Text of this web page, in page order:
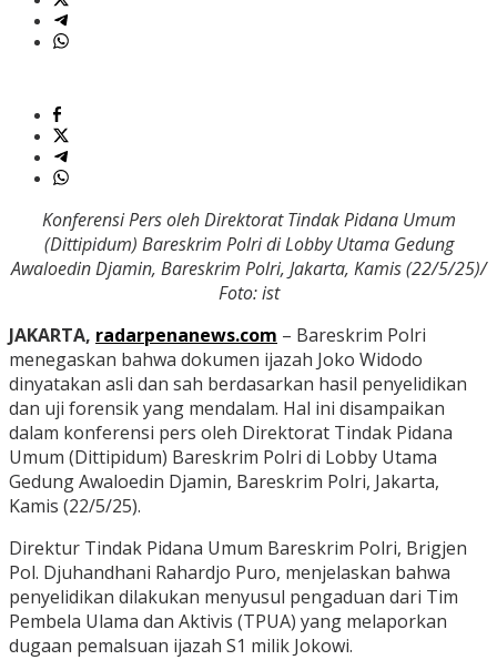
Konferensi Pers oleh Direktorat Tindak Pidana Umum
(Dittipidum) Bareskrim Polri di Lobby Utama Gedung
Awaloedin Djamin, Bareskrim Polri, Jakarta, Kamis (22/5/25)/
Foto: ist
JAKARTA, radarpenanews.com – Bareskrim Polri
menegaskan bahwa dokumen ijazah Joko Widodo
dinyatakan asli dan sah berdasarkan hasil penyelidikan
dan uji forensik yang mendalam. Hal ini disampaikan
dalam konferensi pers oleh Direktorat Tindak Pidana
Umum (Dittipidum) Bareskrim Polri di Lobby Utama
Gedung Awaloedin Djamin, Bareskrim Polri, Jakarta,
Kamis (22/5/25).
Direktur Tindak Pidana Umum Bareskrim Polri, Brigjen
Pol. Djuhandhani Rahardjo Puro, menjelaskan bahwa
penyelidikan dilakukan menyusul pengaduan dari Tim
Pembela Ulama dan Aktivis (TPUA) yang melaporkan
dugaan pemalsuan ijazah S1 milik Jokowi.